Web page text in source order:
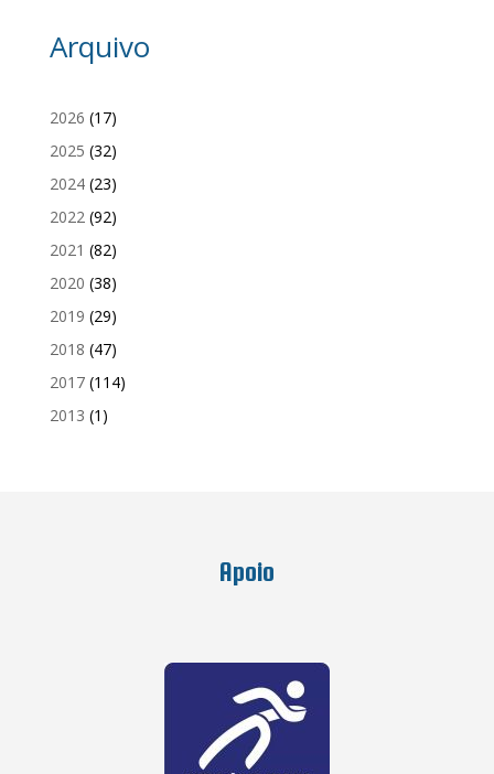
Arquivo
2026 (17)
2025 (32)
2024(23)
2022(92)
2021 (82)
2020 (38)
2019 (29)
2018 (47)
2017(114)
2013 (1)
Apoio